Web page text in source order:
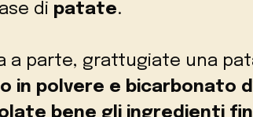
di patate.
a parte, grattugiate una
in polvere e bicarbonato
bene gli ingredienti